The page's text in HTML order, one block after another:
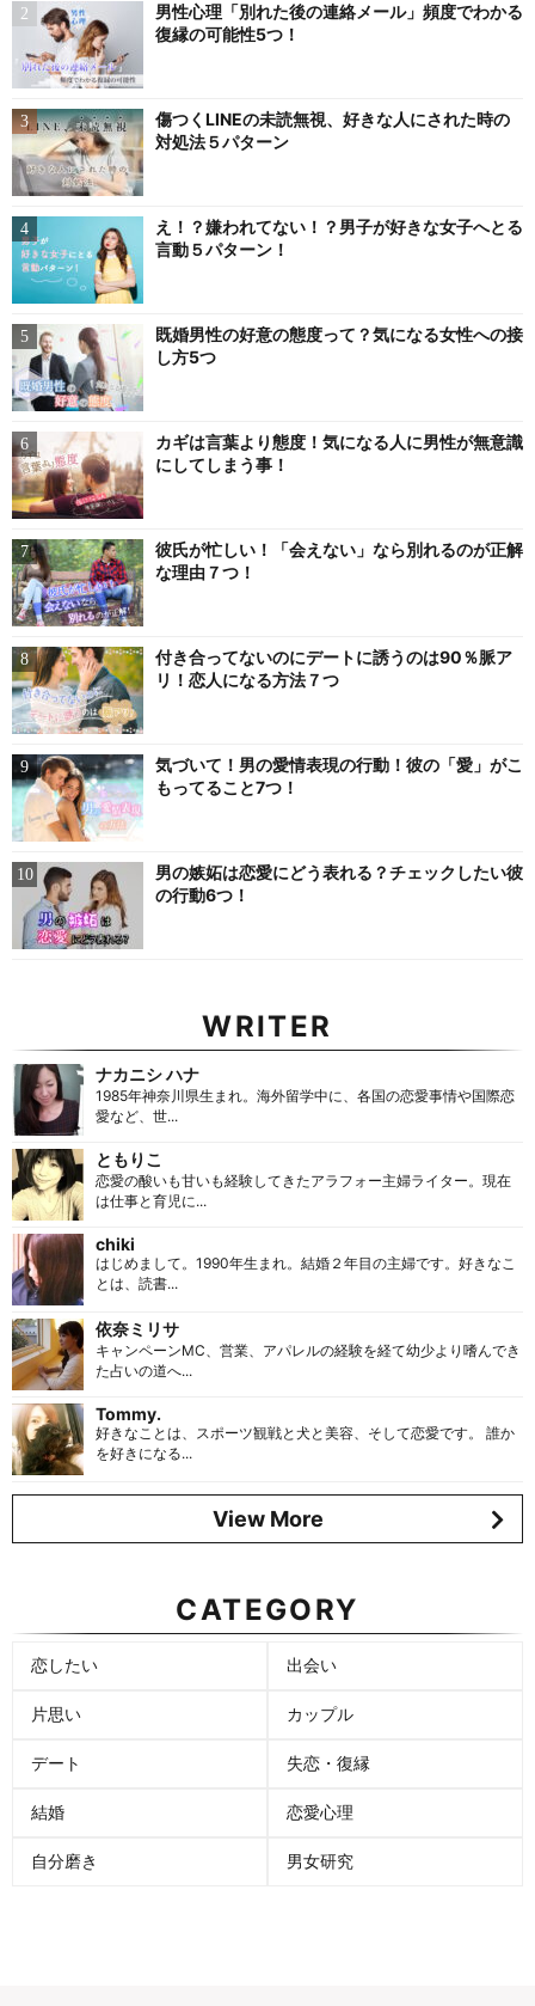
男性心理「別れた後の連絡メール」頻度でわかる
復縁の可能性5つ！
傷つくLINEの未読無視、好きな人にされた時の
対処法５パターン
え！？嫌われてない！？男子が好きな女子へとる
言動５パターン！
既婚男性の好意の態度って？気になる女性への接
し方5つ
カギは言葉より態度！気になる人に男性が無意識
にしてしまう事！
彼氏が忙しい！「会えない」なら別れるのが正解
な理由７つ！
付き合ってないのにデートに誘うのは90％脈ア
リ！恋人になる方法７つ
気づいて！男の愛情表現の行動！彼の「愛」がこ
もってること7つ！
男の嫉妬は恋愛にどう表れる？チェックしたい彼
の行動6つ！
WRITER
ナカニシ ハナ
1985年神奈川県生まれ。海外留学中に、各国の恋愛事情や国際恋
愛など、世...
ともりこ
恋愛の酸いも甘いも経験してきたアラフォー主婦ライター。現在
は仕事と育児に...
chiki
はじめまして。1990年生まれ。結婚２年目の主婦です。好きなこ
とは、読書...
依奈ミリサ
キャンペーンMC、営業、アパレルの経験を経て幼少より嗜んでき
た占いの道へ...
Tommy.
好きなことは、スポーツ観戦と犬と美容、そして恋愛です。 誰か
を好きになる...
View More
CATEGORY
恋したい 出会い
片思い カップル
デート 失恋・復縁
結婚 恋愛心理
自分磨き 男女研究